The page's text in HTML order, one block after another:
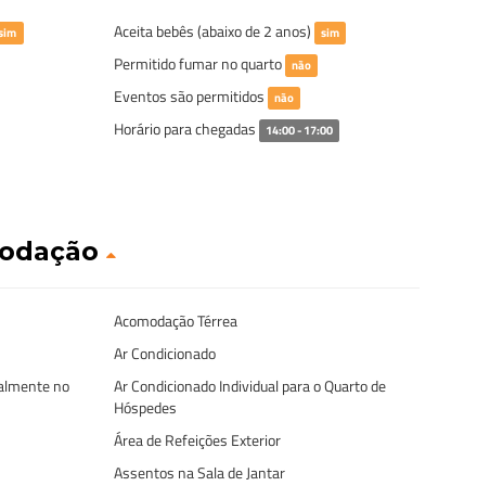
Aceita bebês (abaixo de 2 anos) sim
Permitido fumar no quarto não
Eventos são permitidos não
Horário para chegadas 14:00 - 17:00
Acomodação Térrea
Ar Condicionado
no
Ar Condicionado Individual para o Quarto de
Hóspedes
Área de Refeições Exterior
Assentos na Sala de Jantar